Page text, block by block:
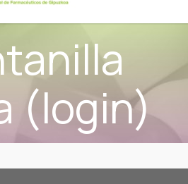
(login)